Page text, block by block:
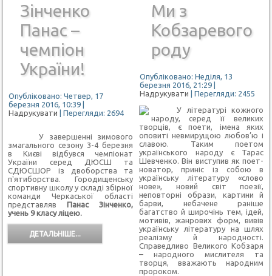
Зінченко
Панас –
чемпіон
України!
Опубліковано: Четвер, 17
березня 2016, 10:39 |
Надрукувати | Перегляди: 2694
У завершенні зимового
змагального сезону 3-4 березня
в Києві відбувся чемпіонат
України серед ДЮСШ та
СДЮСШОР із двоборства та
п'ятиборства. Городищенську
спортивну школу у складі збірної
команди Черкаської області
представлявПанас Зінченко,
учень 9 класу ліцею.
ДЕТАЛЬНІШЕ...
Ми з
Кобзаревого
роду
Опубліковано: Неділя, 13
березня 2016, 21:29|
Надрукувати | Перегляди: 2455
У літературі кожного
народу, серед її великих
творців, є поети, імена яких
оповиті невмирущою любов’ю і
славою. Таким поетом
українського народу є Тарас
Шевченко. Він виступив як поет-
новатор, приніс із собою в
українську літературу «слово
нове», новий світ поезії,
неповторні образи, картини й
барви, небачене раніше
багатство й широчінь тем, ідей,
мотивів, жанрових форм, вивів
українську літературу на шлях
реалізму й народності.
Справедливо Великого Кобзаря
– народного мислителя та
творця, вважають народним
пророком.